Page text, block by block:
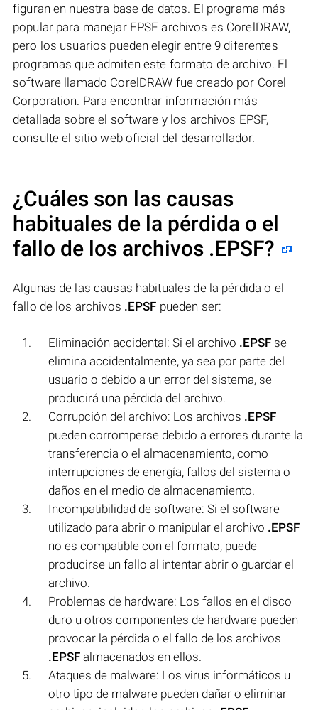
figuran en nuestra base de datos. El programa más
popular para manejar EPSF archivos es CorelDRAW,
pero los usuarios pueden elegir entre 9 diferentes
programas que admiten este formato de archivo. El
software llamado CorelDRAW fue creado por Corel
Corporation. Para encontrar información más
detallada sobre el software y los archivos EPSF,
consulte el sitio web oficial del desarrollador.
¿Cuáles son las causas
habituales de la pérdida o el
fallo de los archivos .EPSF?
Algunas de las causas habituales de la pérdida o el
fallo de los archivos .EPSF pueden ser:
Eliminación accidental: Si el archivo .EPSF se
elimina accidentalmente, ya sea por parte del
usuario o debido a un error del sistema, se
producirá una pérdida del archivo.
Corrupción del archivo: Los archivos .EPSF
pueden corromperse debido a errores durante la
transferencia o el almacenamiento, como
interrupciones de energía, fallos del sistema o
daños en el medio de almacenamiento.
Incompatibilidad de software: Si el software
utilizado para abrir o manipular el archivo .EPSF
no es compatible con el formato, puede
producirse un fallo al intentar abrir o guardar el
archivo.
Problemas de hardware: Los fallos en el disco
duro u otros componentes de hardware pueden
provocar la pérdida o el fallo de los archivos
.EPSF almacenados en ellos.
Ataques de malware: Los virus informáticos u
otro tipo de malware pueden dañar o eliminar